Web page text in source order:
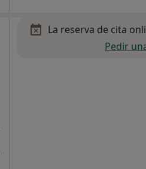
La reserva de cita
Pedir